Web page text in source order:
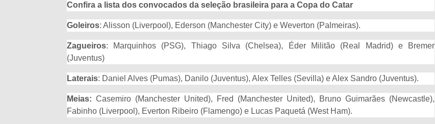
Confira a lista dos convocados da seleção brasileira para a Copa do Catar
Goleiros: Alisson (Liverpool), Ederson (Manchester City) e Weverton (Palmeiras).
Zagueiros: Marquinhos (PSG), Thiago Silva (Chelsea), Éder Militão (Real Madrid) e Bremer
(Juventus)
Laterais: Daniel Alves (Pumas), Danilo (Juventus), Alex Telles (Sevilla) e Alex Sandro (Juventus).
Meias: Casemiro (Manchester United), Fred (Manchester United), Bruno Guimarães (Newcastle),
Fabinho (Liverpool), Everton Ribeiro (Flamengo) e Lucas Paquetá (West Ham).